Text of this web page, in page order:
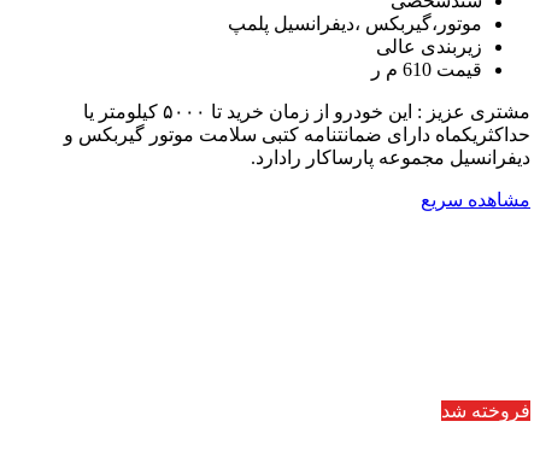
موتور،گیربکس ،دیفرانسیل پلمپ
زیربندی عالی
قیمت 610 م ر
مشتری عزیز : این خودرو از زمان خرید تا ۵۰۰۰ کیلومتر یا
حداکثریکماه دارای ضمانتنامه کتبی سلامت موتور گیربکس و
دیفرانسیل مجموعه پارساکار رادارد.
مشاهده سریع
فروخته شد